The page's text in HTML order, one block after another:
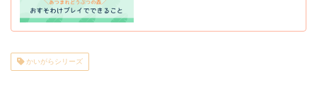
かいがらシリーズ